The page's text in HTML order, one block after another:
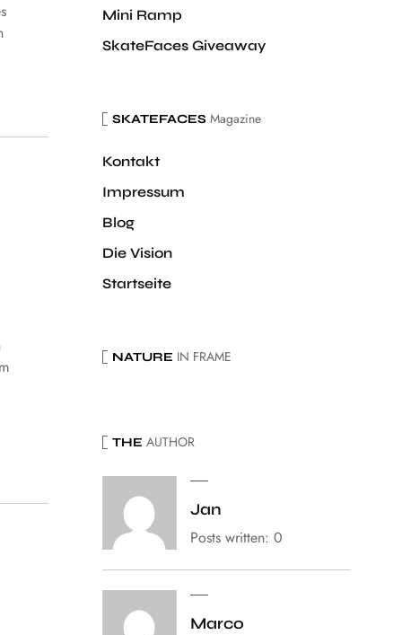
Mini Ramp
SkateFaces Giveaway
SKATEFACESMagazine
Kontakt
Impressum
Blog
Die Vision
Startseite
NATURE IN FRAME
THE AUTHOR
Jan
Posts written: 0
Marco